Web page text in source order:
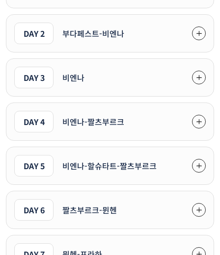
DAY 2 부다페스트-비엔나
DAY 3 비엔나
DAY 4 비엔나-짤츠부르크
DAY 5 비엔나-할슈타트-짤츠부르크
DAY 6 짤츠부르크-뮌헨